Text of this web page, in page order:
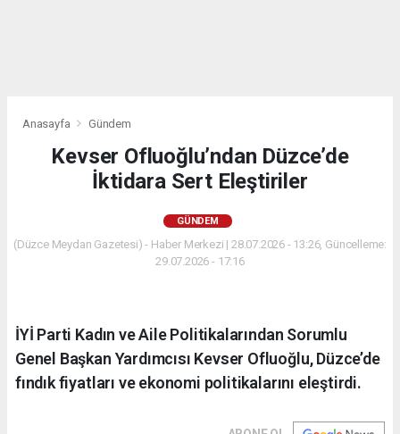
Anasayfa Gündem
Kevser Ofluoğlu’ndan Düzce’de
İktidara Sert Eleştiriler
GÜNDEM
(Düzce Meydan Gazetesi) - Haber Merkezi | 28.07.2026 - 13:26, Güncelleme:
29.07.2026 - 17:16
İYİ Parti Kadın ve Aile Politikalarından Sorumlu
Genel Başkan Yardımcısı Kevser Ofluoğlu, Düzce’de
fındık fiyatları ve ekonomi politikalarını eleştirdi.